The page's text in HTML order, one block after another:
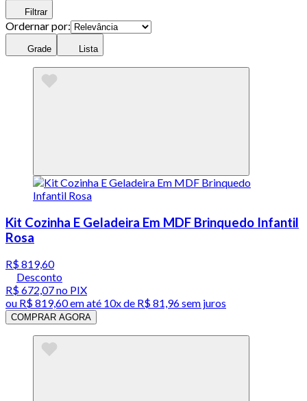
Filtrar
Ordernar por:
Grade Lista
Kit Cozinha E Geladeira Em MDF Brinquedo Infantil
Rosa
R$ 819,60
Desconto
R$ 672,07no PIX
ou R$ 819,60em até 10x de R$ 81,96 sem juros
COMPRAR AGORA